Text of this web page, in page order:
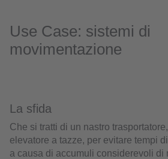
Use Case: sistemi di
movimentazione
La sfida
Che si tratti di un nastro
elevatore a tazze, per evitare tempi
a causa di accumuli considerevoli di